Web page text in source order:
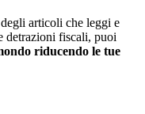
degli articoli che leggi e
detrazioni fiscali, puoi
riducendo le tue